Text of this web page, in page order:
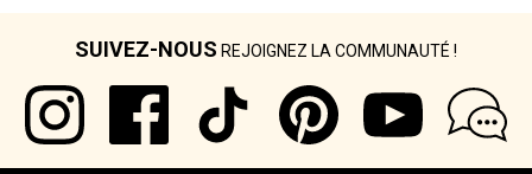
SUIVEZ-NOUS REJOIGNEZ LA COMMUNAUTÉ !